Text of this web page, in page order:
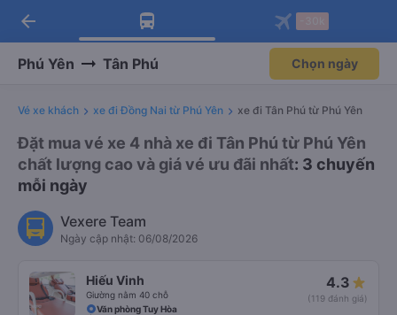
Tải app Vexere ngay!
Nhận ưu đãi thành viên độc
Mở app
Tải app Vexere
-30k/ghế khi đặt vé máy bay qua
Mở app
arrow_back
Phú Yên Tân Phú Chọn ngày
Vé xe khách xe đi Đồng Nai từ Phú Yên xe đi Tân Phú từ Phú Yên
Đặt mua vé xe 4 nhà xe đi Tân Phú từ Phú Yên
chất lượng cao và giá vé ưu đãi nhất: 3 chuyến
mỗi ngày
Vexere Team
Ngày cập nhật: 06/08/2026
Hiếu Vinh
Giường nằm 40 chỗ
4.3
(119 đánh giá)
Văn phòng Tuy Hòa